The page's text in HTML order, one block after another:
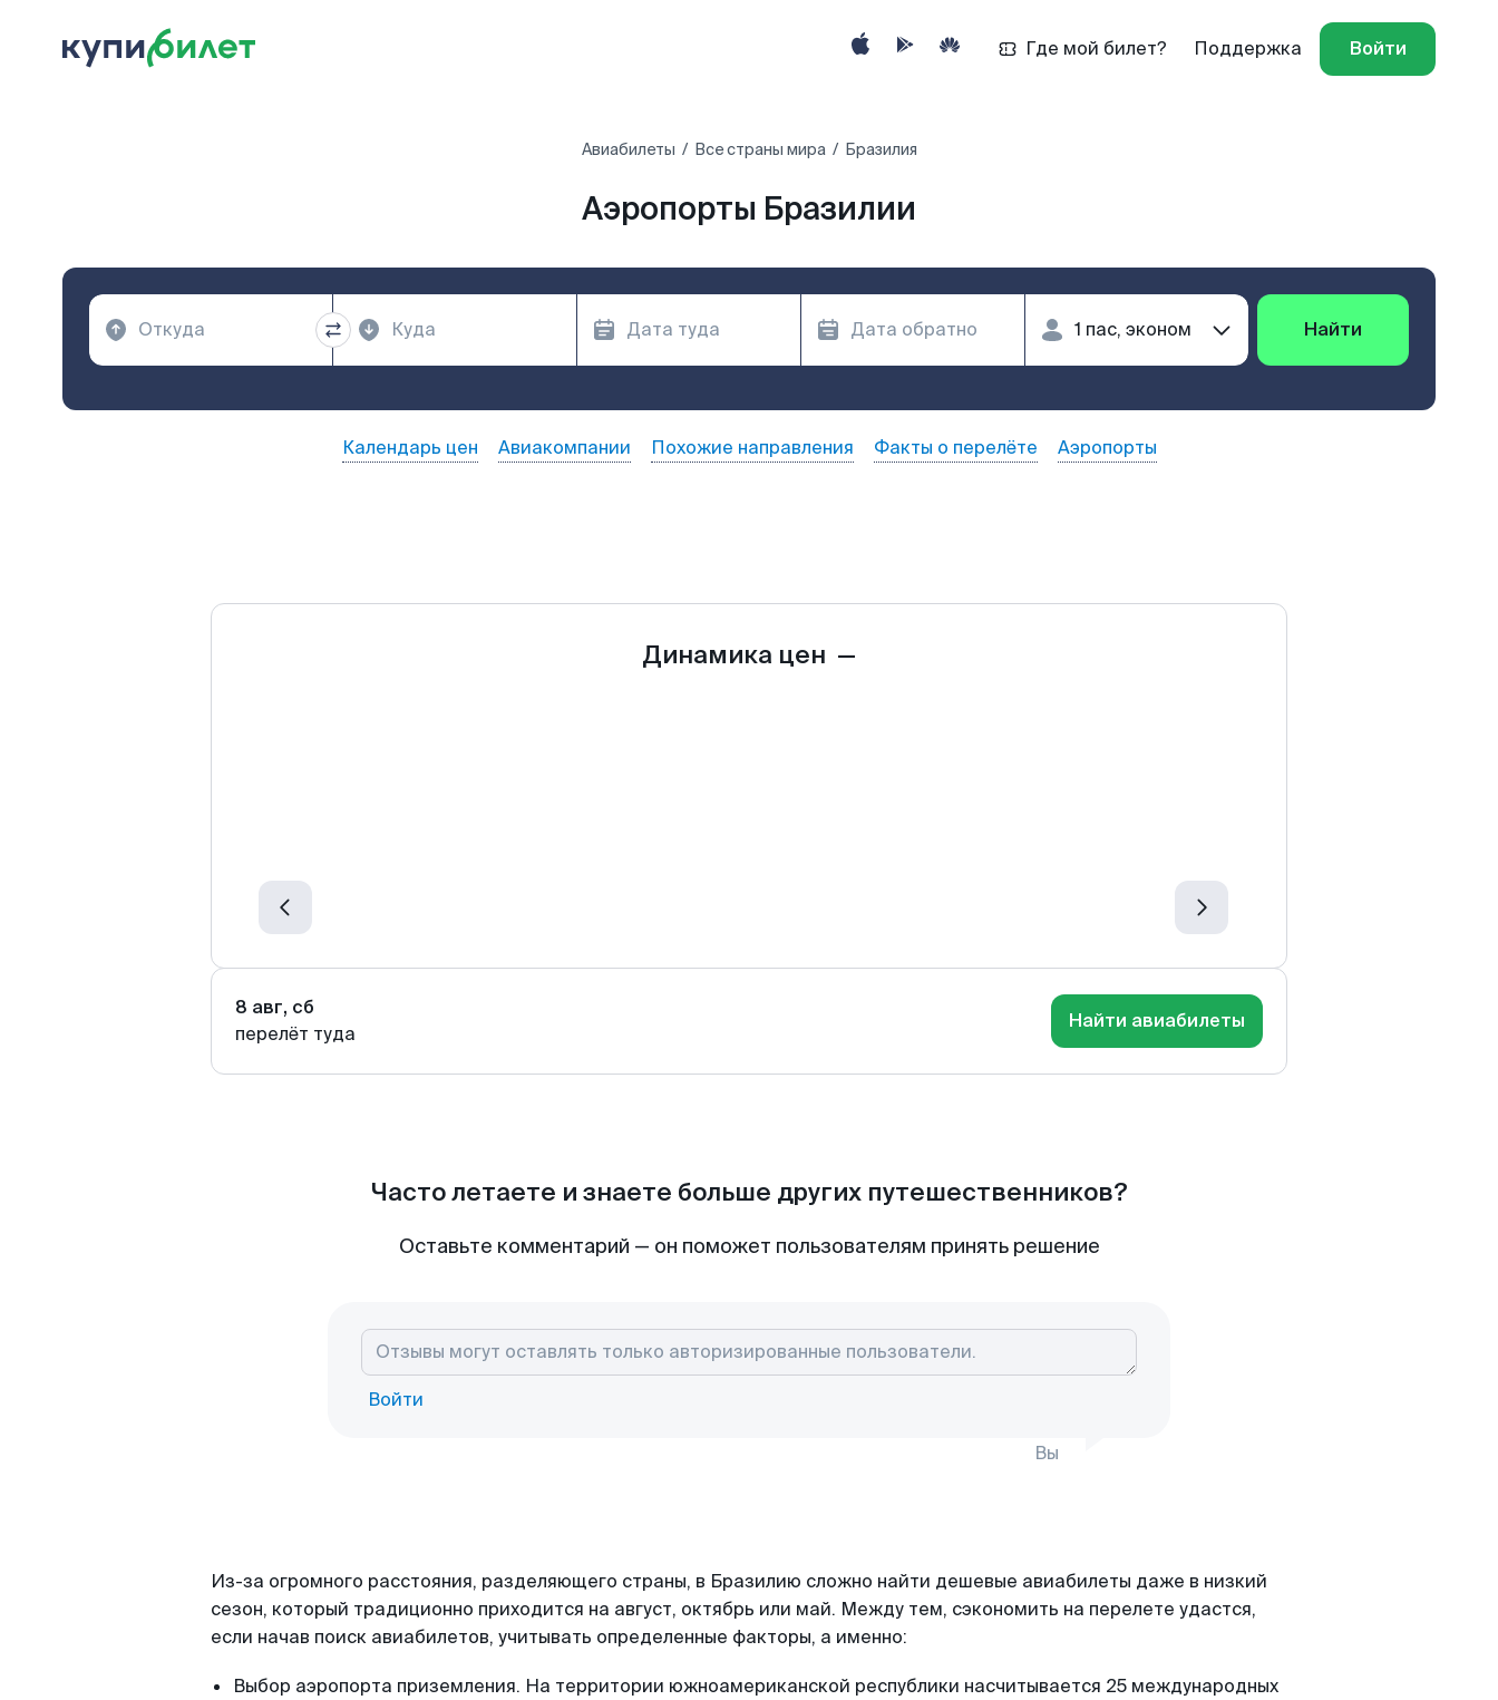
Где мой билет? Поддержка Войти
Авиабилеты Все страны мира Бразилия
Аэропорты Бразилии
Найти
Календарь цен Авиакомпании Похожие направления Факты о перелёте Аэропорты
Динамика цен —
8 авг, сб
перелёт туда
Найти авиабилеты
Часто летаете и знаете больше других путешественников?
Оставьте комментарий — он поможет пользователям принять решение
Войти
Вы
Из-за огромного расстояния, разделяющего страны, в Бразилию сложно найти дешевые авиабилеты даже в низкий
сезон, который традиционно приходится на август, октябрь или май. Между тем, сэкономить на перелете удастся,
если начав поиск авиабилетов, учитывать определенные факторы, а именно:
Выбор аэропорта приземления. На территории южноамериканской республики насчитывается 25 международных